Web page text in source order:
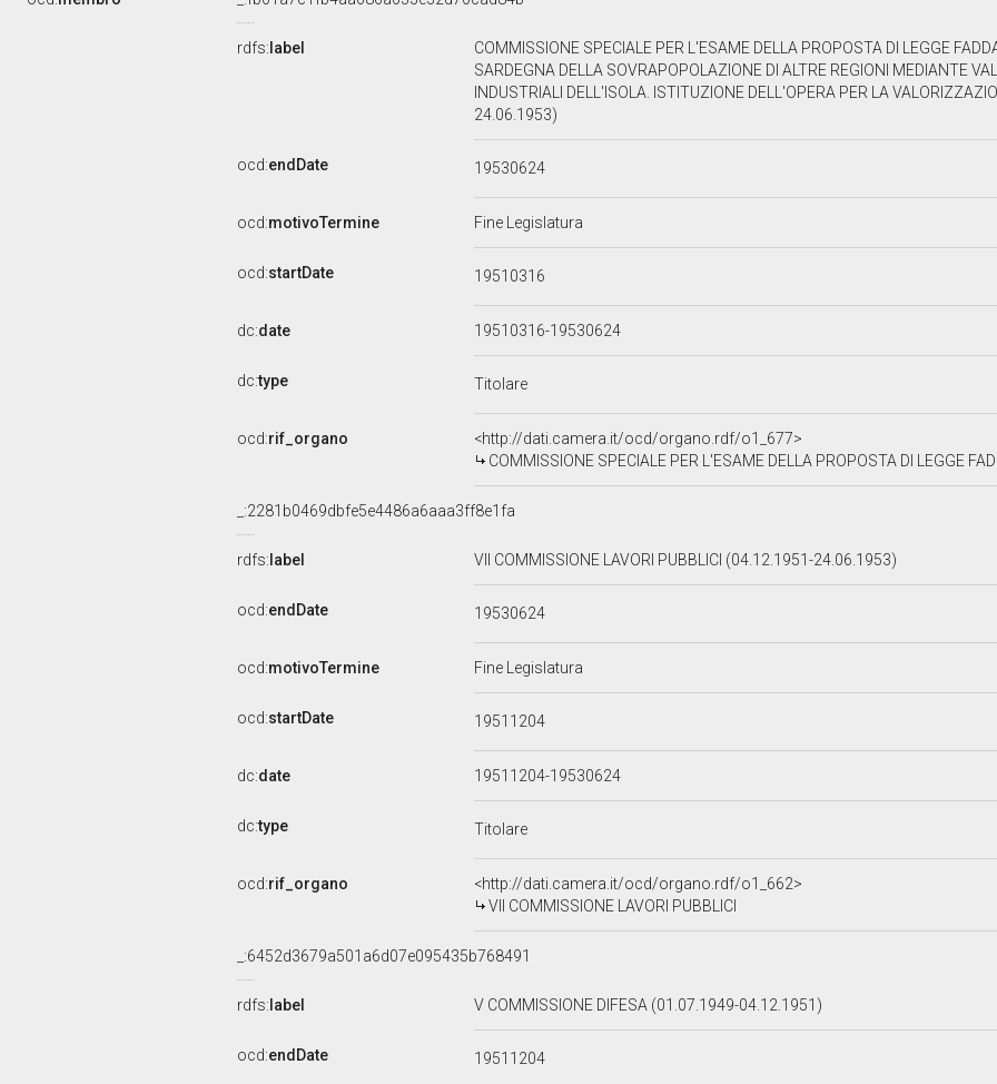
rdfs: label
COMMISSIONE SPECIALE PER L'ESAME DELLA PROPOSTA DI LEGGE
SARDEGNA DELLA SOVRAPOPOLAZIONE DI ALTRE REGIONI MEDIANTE
INDUSTRIALI DELL'ISOLA. ISTITUZIONE DELL'OPERA PER LA
24.06.1953)
ocd:endDate 19530624
ocd:motivoTermine Fine Legislatura
ocd:startDate 19510316
dc:date 19510316-19530624
dc:type Titolare
ocd:rif_organo
<http://dati.camera.it/ocd/organo.rdf/o1_677>
COMMISSIONE SPECIALE PER L'ESAME DELLA PROPOSTA DI LEGGE FADDA ED ALTRI N.1513: "SISTEMAZIONE IN SARDEGNA DELLA SOVRAPOPOLAZIONE DI ALTRE REGIONI MEDIANTE
_:2281b0469dbfe5e4486a6aaa3ff8e1fa
rdfs: label VII COMMISSIONE LAVORI PUBBLICI (04.12.1951-24.06.1953)
ocd:endDate 19530624
ocd:motivoTermine Fine Legislatura
ocd:startDate 19511204
dc:date 19511204-19530624
dc:type Titolare
ocd:rif_organo
<http://dati.camera.it/ocd/organo.rdf/o1_662>
VII COMMISSIONE LAVORI PUBBLICI
_:6452d3679a501a6d07e095435b768491
rdfs: label V COMMISSIONE DIFESA (01.07.1949-04.12.1951)
ocd:endDate 19511204